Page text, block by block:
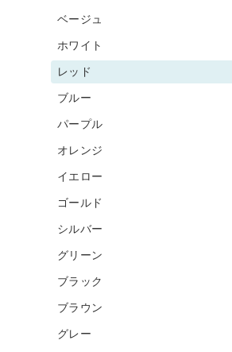
ベージュ
ホワイト
レッド
ブルー
パープル
オレンジ
イエロー
ゴールド
シルバー
グリーン
ブラック
ブラウン
グレー